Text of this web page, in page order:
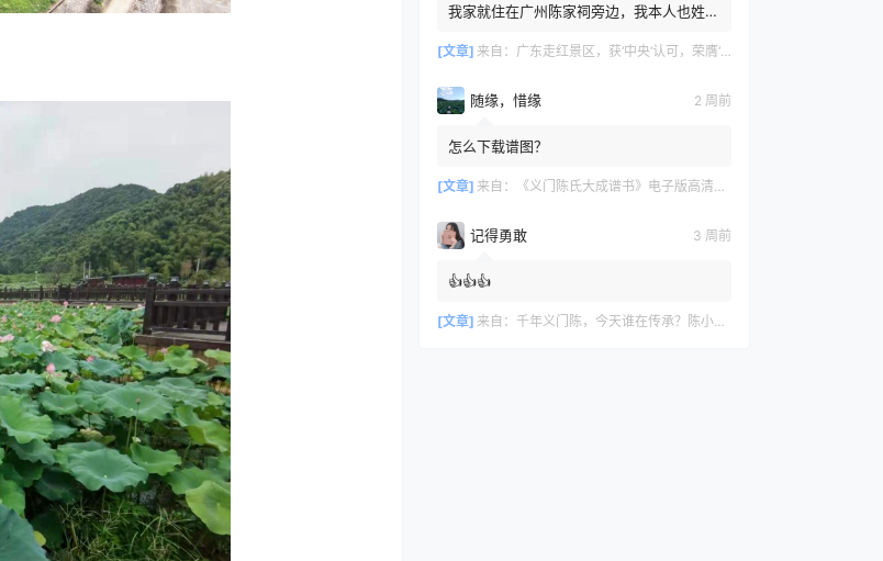
我家就住在广州陈家祠旁边，我本人也姓
道自己是否也来自义门陈氏。
[文章] 来自： 广东走红景区，获‘中央’认可，荣膺‘广州文化名片
随缘，惜缘 2 周前
怎么下载谱图？
[文章] 来自： 《义门陈氏大成谱书》电子版高清全册｜家谱PDF下载+免费在线阅读｜官方正版无水印
记得勇敢 3 周前
👍👍👍
[文章] 来自： 千年义门陈，今天谁在传承？陈小龙用脚步连接全球陈氏后裔